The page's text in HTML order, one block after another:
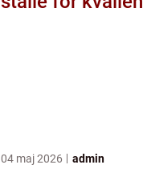
04 maj 2026 admin